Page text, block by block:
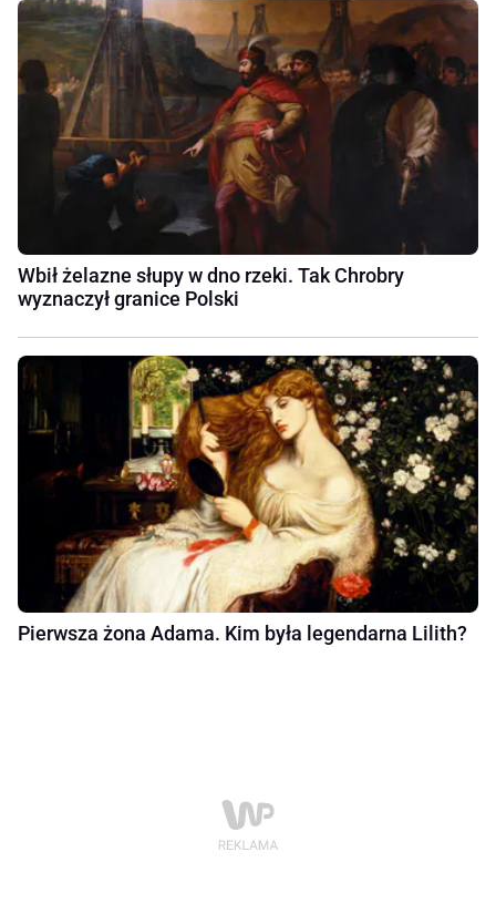
Wbił żelazne słupy w dno rzeki. Tak Chrobry
wyznaczył granice Polski
Pierwsza żona Adama. Kim była legendarna Lilith?